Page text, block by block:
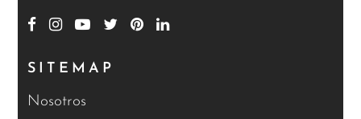
SITEMAP
Nosotros